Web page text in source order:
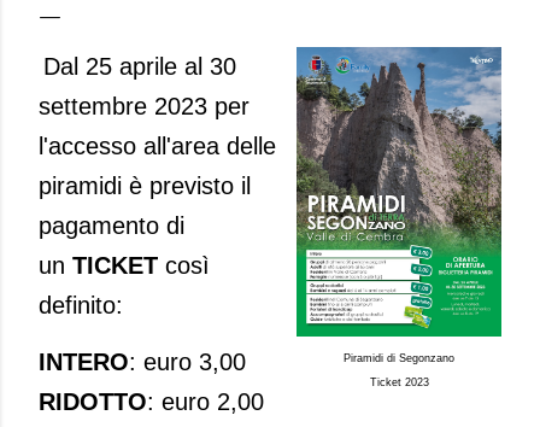
Piramidi di Segonzano
Ticket 2023
Dal 25 aprile al 30
settembre 2023 per
l'accesso all'area delle
piramidi è previsto il
pagamento di
un TICKET così
definito:
INTERO: euro 3,00
RIDOTTO: euro 2,00